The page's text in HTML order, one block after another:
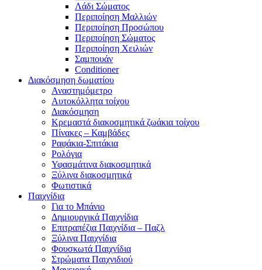
Λάδι Σώματος
Περιποίηση Μαλλιών
Περιποίηση Προσώπου
Περιποίηση Σώματος
Περιποίηση Χειλιών
Σαμπουάν
Conditioner
Διακόσμηση δωματίου
Αναστημόμετρο
Αυτοκόλλητα τοίχου
Διακόσμηση
Κρεμαστά διακοσμητικά ζωάκια τοίχου
Πίνακες – Καμβάδες
Ραφάκια-Σπιτάκια
Ρολόγια
Υφασμάτινα διακοσμητικά
Ξύλινα διακοσμητικά
Φωτιστικά
Παιχνίδια
Για το Μπάνιο
Δημιουργικά Παιχνίδια
Επιτραπέζια Παιχνίδια – Παζλ
Ξύλινα Παιχνίδια
Φουσκωτά Παιχνίδια
Στρώματα Παιχνιδιού